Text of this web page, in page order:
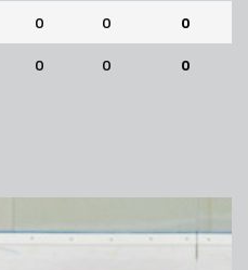
0 0
0
0 0 0